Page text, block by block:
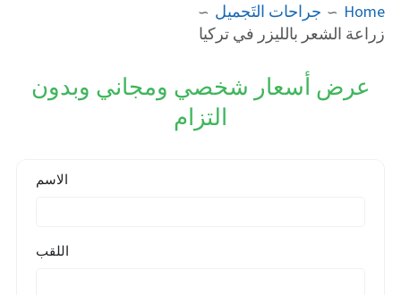
Home
جراحات التَجميل
زراعة الشعر بالليزر في تركيا
عرض أسعار شخصي ومجاني وبدون
التزام